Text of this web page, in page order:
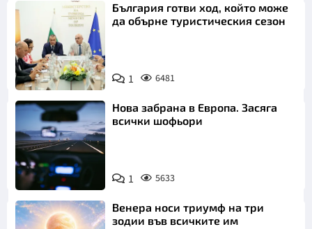
България готви ход, който може
да обърне туристическия сезон
1 6481
Нова забрана в Европа. Засяга
всички шофьори
1 5633
Венера носи триумф на три
зодии във всичките им